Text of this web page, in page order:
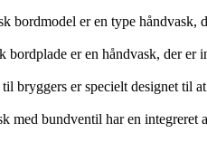
bordmodel er en type
bordplade er en håndvask, der
bryggers er specielt designet til
med bundventil har en